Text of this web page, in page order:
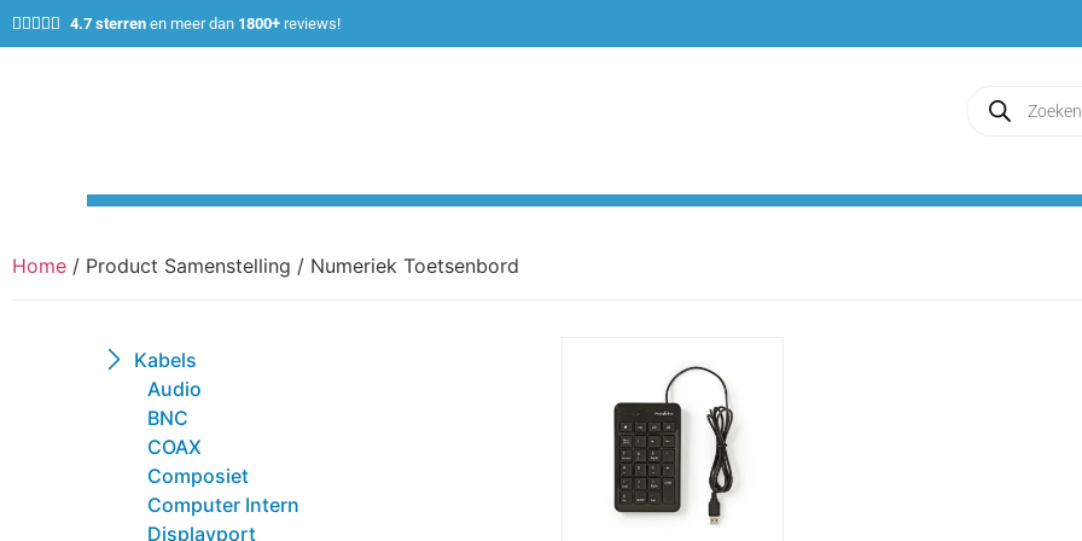
     4.7 sterren en meer dan 1800+ reviews!
Home / Product Samenstelling / Numeriek Toetsenbord
Kabels
Audio
BNC
COAX
Composiet
Computer Intern
Displayport